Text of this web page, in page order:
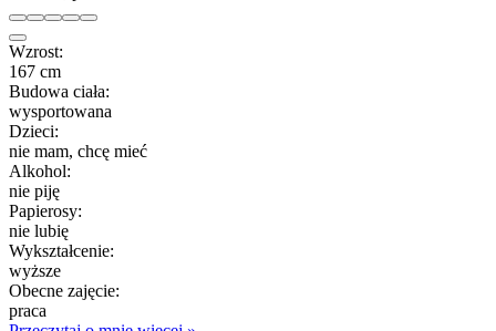
Wzrost:
167 cm
Budowa ciała:
wysportowana
Dzieci:
nie mam, chcę mieć
Alkohol:
nie piję
Papierosy:
nie lubię
Wykształcenie:
wyższe
Obecne zajęcie:
praca